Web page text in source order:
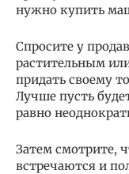
нужно купить
Спросите у
растительным
придать своему
Лучше пусть
равно
Затем смотрите,
встречаются и